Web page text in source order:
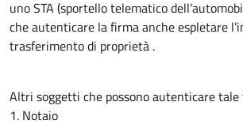
uno STA (sportello telematico
che autenticare la firma anche espletare
trasferimento di proprietà .
Altri soggetti che possono autenticare
1. Notaio